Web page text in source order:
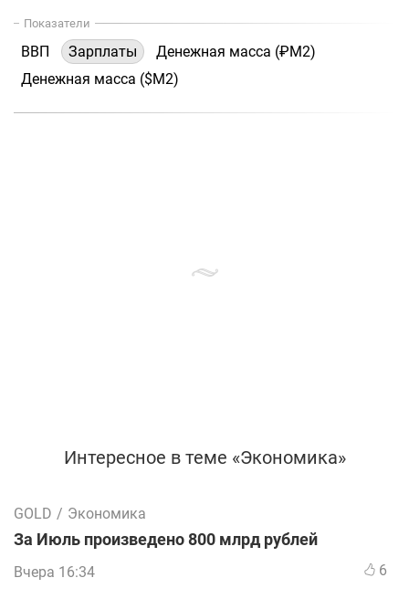
Показатели
ВВП Зарплаты
Денежная масса (₽М2)
Денежная масса ($М2)
Интересное в теме «Экономика»
GOLD / Экономика
За Июль произведено 800 млрд рублей
Вчера 16:34 6